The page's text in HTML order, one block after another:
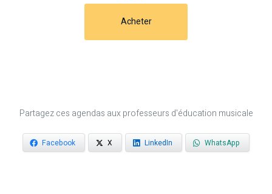
Acheter
Partagez ces agendas aux professeurs d'éducation musicale
Facebook X LinkedIn WhatsApp